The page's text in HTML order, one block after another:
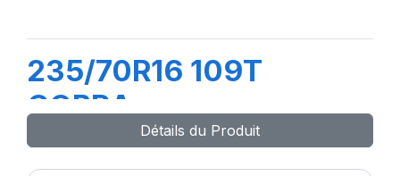
235/70R16 109T
COBRA
Détails du Produit